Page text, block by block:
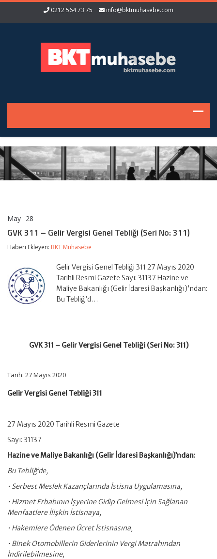
0212 564 73 75 info@bktmuhasebe.com
May 28
–
Gelir
Vergisi
Tebliği
No:
311)
GVK 311 – Gelir Vergisi Genel Tebliği (Seri No: 311)
Haberi Ekleyen: BKT Muhasebe
Gelir Vergisi Genel Tebliği 311 27 Mayıs 2020
Tarihli Resmi Gazete Sayı: 31137 Hazine ve
Maliye Bakanlığı (Gelir İdaresi Başkanlığı)’ndan:
Bu Tebliğ’d…
GVK 311 – Gelir Vergisi Genel Tebliği (Seri No: 311)
Tarih: 27 Mayıs 2020
Gelir Vergisi Genel Tebliği 311
27 Mayıs 2020 Tarihli Resmi Gazete
Sayı: 31137
Hazine ve Maliye Bakanlığı (Gelir İdaresi Başkanlığı)’ndan:
Bu Tebliğ’de,
• Serbest Meslek Kazançlarında İstisna Uygulamasına,
• Hizmet Erbabının İşyerine Gidip Gelmesi İçin Sağlanan
Menfaatlere İlişkin İstisnaya,
• Hakemlere Ödenen Ücret İstisnasına,
• Binek Otomobillerin Giderlerinin Vergi Matrahından
İndirilebilmesine,